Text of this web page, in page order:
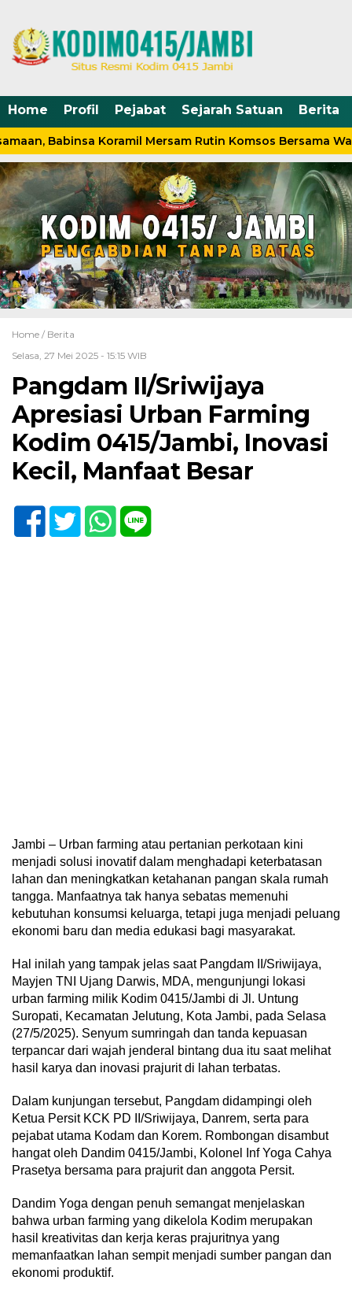
Home Profil Pejabat Sejarah Satuan Berita
Babinsa Koramil Mersam Rutin Komsos Bersama
Home / Berita
Selasa, 27 Mei 2025 - 15:15 WIB
Pangdam II/Sriwijaya
Apresiasi Urban Farming
Kodim 0415/Jambi, Inovasi
Kecil, Manfaat Besar
Jambi – Urban farming atau pertanian perkotaan kini
menjadi solusi inovatif dalam menghadapi keterbatasan
lahan dan meningkatkan ketahanan pangan skala rumah
tangga. Manfaatnya tak hanya sebatas memenuhi
kebutuhan konsumsi keluarga, tetapi juga menjadi peluang
ekonomi baru dan media edukasi bagi masyarakat.
Hal inilah yang tampak jelas saat Pangdam II/Sriwijaya,
Mayjen TNI Ujang Darwis, MDA, mengunjungi lokasi
urban farming milik Kodim 0415/Jambi di Jl. Untung
Suropati, Kecamatan Jelutung, Kota Jambi, pada Selasa
(27/5/2025). Senyum sumringah dan tanda kepuasan
terpancar dari wajah jenderal bintang dua itu saat melihat
hasil karya dan inovasi prajurit di lahan terbatas.
Dalam kunjungan tersebut, Pangdam didampingi oleh
Ketua Persit KCK PD II/Sriwijaya, Danrem, serta para
pejabat utama Kodam dan Korem. Rombongan disambut
hangat oleh Dandim 0415/Jambi, Kolonel Inf Yoga Cahya
Prasetya bersama para prajurit dan anggota Persit.
Dandim Yoga dengan penuh semangat menjelaskan
bahwa urban farming yang dikelola Kodim merupakan
hasil kreativitas dan kerja keras prajuritnya yang
memanfaatkan lahan sempit menjadi sumber pangan dan
ekonomi produktif.